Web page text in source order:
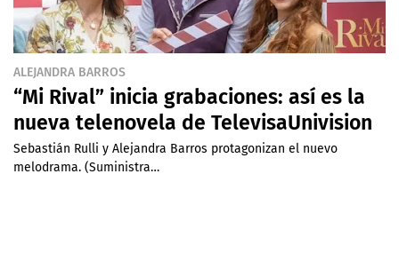
ALEJANDRA BARROS
“Mi Rival” inicia grabaciones: así es la
nueva telenovela de TelevisaUnivision
Sebastián Rulli y Alejandra Barros protagonizan el nuevo
melodrama. (Suministra…